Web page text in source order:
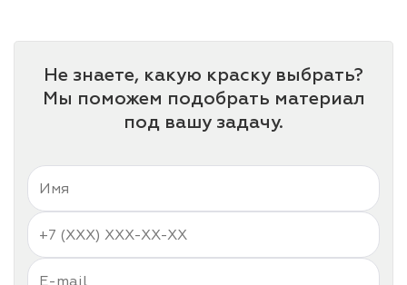
Не знаете, какую краску выбрать?
Мы поможем подобрать материал
под вашу задачу.